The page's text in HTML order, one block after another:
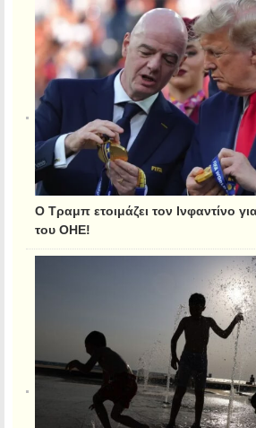
Ο Τραμπ ετοιμάζει τον Ινφαντίνο
του ΟΗΕ!